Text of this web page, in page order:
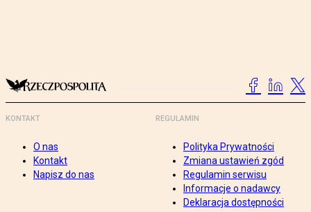
KONTAKT
O nas
Kontakt
Napisz do nas
REGULAMIN
Polityka Prywatności
Zmiana ustawień zgód
Regulamin serwisu
Informacje o nadawcy
Deklaracja dostępności